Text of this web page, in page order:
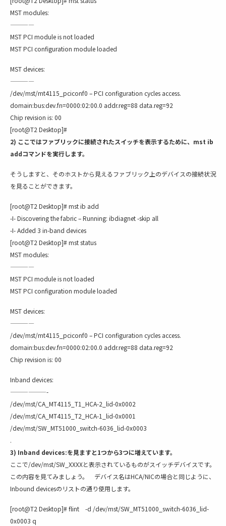
MST modules:
————
MST PCI module is not loaded
MST PCI configuration module loaded
MST devices:
————
/dev/mst/mt4115_pciconf0 – PCI configuration cycles access.
domain:bus:dev.fn=0000:02:00.0 addr.reg=88 data.reg=92
Chip revision is: 00
[root@T2 Desktop]#
2) ここではファブリックに接続されたスイッチを表示するために、mst ib
addコマンドを実行します。
そうしますと、そのホストから見えるファブリック上のデバイスの接続状況
を見ることができます。
[root@T2 Desktop]# mst ib add
-I- Discovering the fabric – Running: ibdiagnet -skip all
-I- Added 3 in-band devices
[root@T2 Desktop]# mst status
MST modules:
————
MST PCI module is not loaded
MST PCI configuration module loaded
MST devices:
————
/dev/mst/mt4115_pciconf0 – PCI configuration cycles access.
domain:bus:dev.fn=0000:02:00.0 addr.reg=88 data.reg=92
Chip revision is: 00
Inband devices:
——————-
/dev/mst/CA_MT4115_T1_HCA-2_lid-0x0002
/dev/mst/CA_MT4115_T2_HCA-1_lid-0x0001
/dev/mst/SW_MT51000_switch-6036_lid-0x0003
.
3) Inband devices:を見ますと1つから3つに増えています。
ここで/dev/mst/SW_XXXXと表示されているものがスイッチデバイスです。
この内容を見てみましょう。 デバイス名はHCA/NICの場合と同じように、
Inbound devicesのリストの通り使用します。
[root@T2 Desktop]# flint -d /dev/mst/SW_MT51000_switch-6036_lid-
0x0003 q